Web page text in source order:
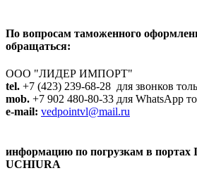
По вопросам таможенного
обращаться:
ООО "ЛИДЕР ИМПОРТ"
tel. +7 (423) 239-68-28 для звонков
mob. +7 902 480-80-33 для WhatsApp
e-mail: vedpointvl@mail.ru
информацию по погрузкам в
UCHIURA